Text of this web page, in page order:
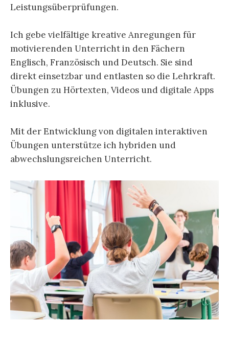
Leistungsüberprüfungen.
Ich gebe vielfältige kreative Anregungen für
motivierenden Unterricht in den Fächern
Englisch, Französisch und Deutsch. Sie sind
direkt einsetzbar und entlasten so die Lehrkraft.
Übungen zu Hörtexten, Videos und digitale Apps
inklusive.
Mit der Entwicklung von digitalen interaktiven
Übungen unterstütze ich hybriden und
abwechslungsreichen Unterricht.